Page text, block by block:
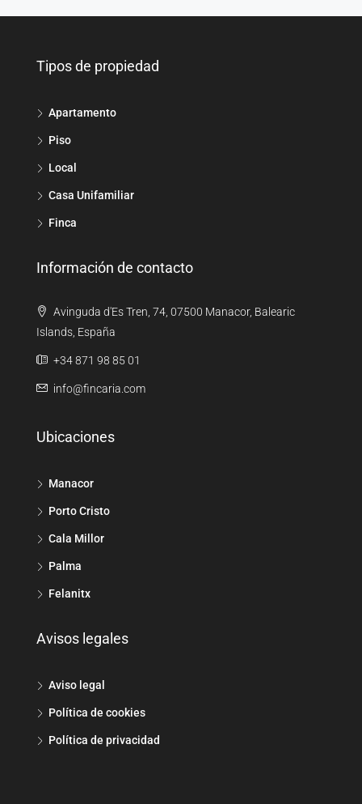
Tipos de propiedad
Apartamento
Piso
Local
Casa Unifamiliar
Finca
Información de contacto
Avinguda d'Es Tren, 74, 07500 Manacor, Balearic
Islands, España
+34 871 98 85 01
info@fincaria.com
Ubicaciones
Manacor
Porto Cristo
Cala Millor
Palma
Felanitx
Avisos legales
Aviso legal
Política de cookies
Política de privacidad